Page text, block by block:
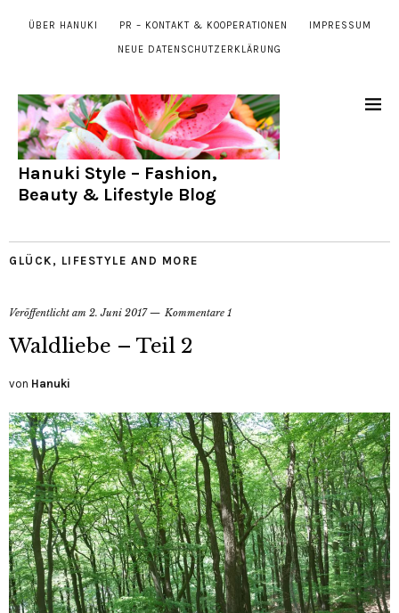
ÜBER HANUKI PR – KONTAKT & KOOPERATIONEN IMPRESSUM
NEUE DATENSCHUTZERKLÄRUNG
Hanuki Style – Fashion,
Beauty & Lifestyle Blog
GLÜCK , LIFESTYLE AND MORE
Veröffentlicht am 2. Juni 2017 Kommentare 1
Waldliebe – Teil 2
von Hanuki